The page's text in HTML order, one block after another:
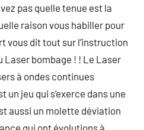
pas quelle tenue est la
raison vous habiller pour
vous dit tout sur l’instruction
bombage ! ! Le Laser
à ondes continues
un jeu qui s’exerce dans une
aussi un molette déviation
qui ont évolutions à